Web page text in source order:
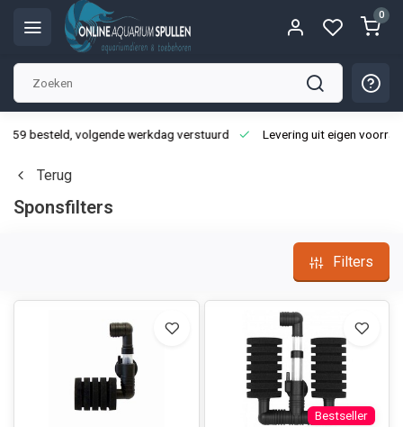
0
besteld, volgende werkdag verstuurd Levering uit eigen
Terug
Sponsfilters
Filters
Bestseller